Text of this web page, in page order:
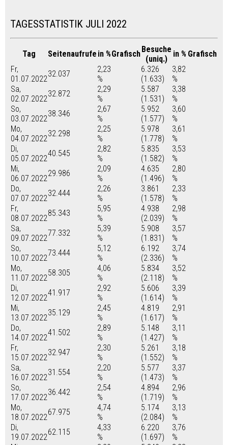
TAGESSTATISTIK JULI 2022
Tag Seitenaufrufe in %GrafischBesuche
(uniq.)
in % Grafisch
Fr,
01.07.2022
32.037
2,23
%
6.326
(1.633)
3,82
%
Sa,
02.07.2022
32.872
2,29
%
5.587
(1.531)
3,38
%
So,
03.07.2022
38.346
2,67
%
5.952
(1.577)
3,60
%
Mo,
04.07.2022
32.298
2,25
%
5.978
(1.778)
3,61
%
Di,
05.07.2022
40.545
2,82
%
5.835
(1.582)
3,53
%
Mi,
06.07.2022
29.986
2,09
%
4.635
(1.496)
2,80
%
Do,
07.07.2022
32.444
2,26
%
3.861
(1.578)
2,33
%
Fr,
08.07.2022
85.343
5,95
%
4.938
(2.039)
2,98
%
Sa,
09.07.2022
77.332
5,39
%
5.908
(1.831)
3,57
%
So,
10.07.2022
73.444
5,12
%
6.192
(2.336)
3,74
%
Mo,
11.07.2022
58.305
4,06
%
5.834
(2.118)
3,52
%
Di,
12.07.2022
41.917
2,92
%
5.606
(1.614)
3,39
%
Mi,
13.07.2022
35.129
2,45
%
4.819
(1.617)
2,91
%
Do,
14.07.2022
41.502
2,89
%
5.148
(1.427)
3,11
%
Fr,
15.07.2022
32.947
2,30
%
5.261
(1.552)
3,18
%
Sa,
16.07.2022
31.554
2,20
%
5.577
(1.473)
3,37
%
So,
17.07.2022
36.442
2,54
%
4.894
(1.719)
2,96
%
Mo,
18.07.2022
67.975
4,74
%
5.174
(2.084)
3,13
%
Di,
19.07.2022
62.115
4,33
%
6.220
(1.697)
3,76
%